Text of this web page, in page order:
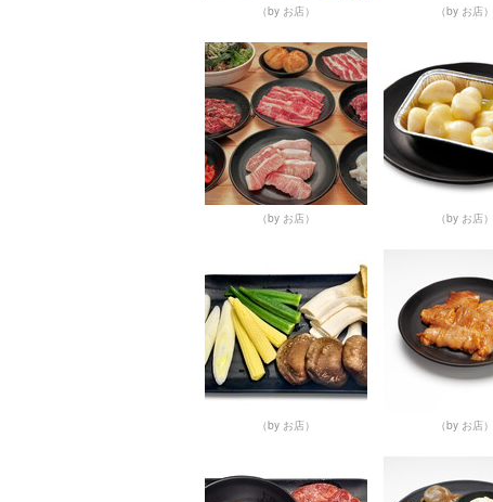
（by お店） （by お店）
（by お店） （by お店）
（by お店） （by お店）